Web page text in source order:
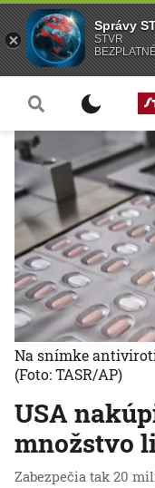
USA
množstvo
Zabezpečia tak 20
Na snímke
(Foto: TASR/AP)
Správy
STVR